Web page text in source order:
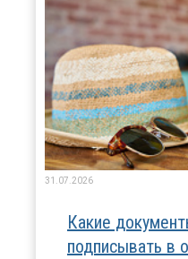
31.07.2026
Какие
подписывать в